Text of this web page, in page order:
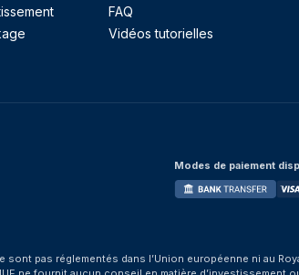
FAQ
Vidéos tutorielles
Modes de paiement
pas réglementés dans l’Union européenne ni au